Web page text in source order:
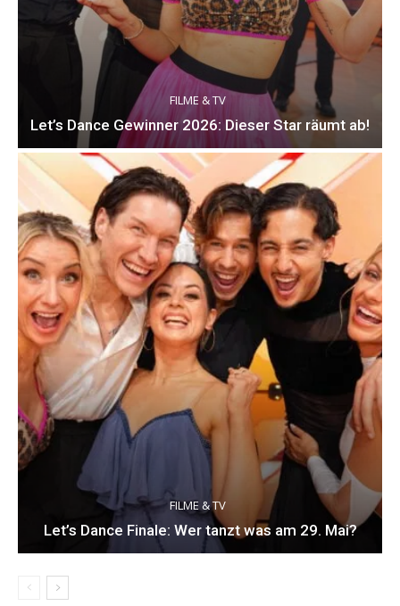
FILME & TV
Let’s Dance Gewinner 2026: Dieser Star räumt ab!
FILME & TV
Let’s Dance Finale: Wer tanzt was am 29. Mai?